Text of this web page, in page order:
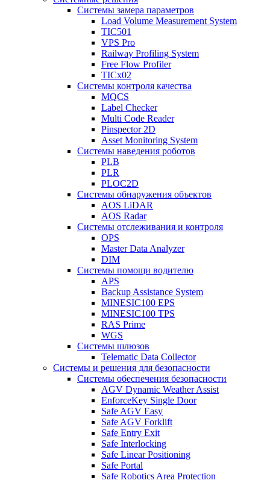
Системы замера параметров
Load Volume Measurement System
TIC501
VPS Pro
Railway Profiling System
Free Flow Profiler
TICx02
Системы контроля качества
MQCS
Label Checker
Multi Code Reader
Pinspector 2D
Asset Monitoring System
Системы наведения роботов
PLB
PLR
PLOC2D
Системы обнаружения объектов
AOS LiDAR
AOS Radar
Системы отслеживания и контроля
OPS
Master Data Analyzer
DIM
Системы помощи водителю
APS
Backup Assistance System
MINESIC100 EPS
MINESIC100 TPS
RAS Prime
WGS
Системы шлюзов
Telematic Data Collector
Системы и решения для безопасности
Системы обеспечения безопасности
AGV Dynamic Weather Assist
EnforceKey Single Door
Safe AGV Easy
Safe AGV Forklift
Safe Entry Exit
Safe Interlocking
Safe Linear Positioning
Safe Portal
Safe Robotics Area Protection